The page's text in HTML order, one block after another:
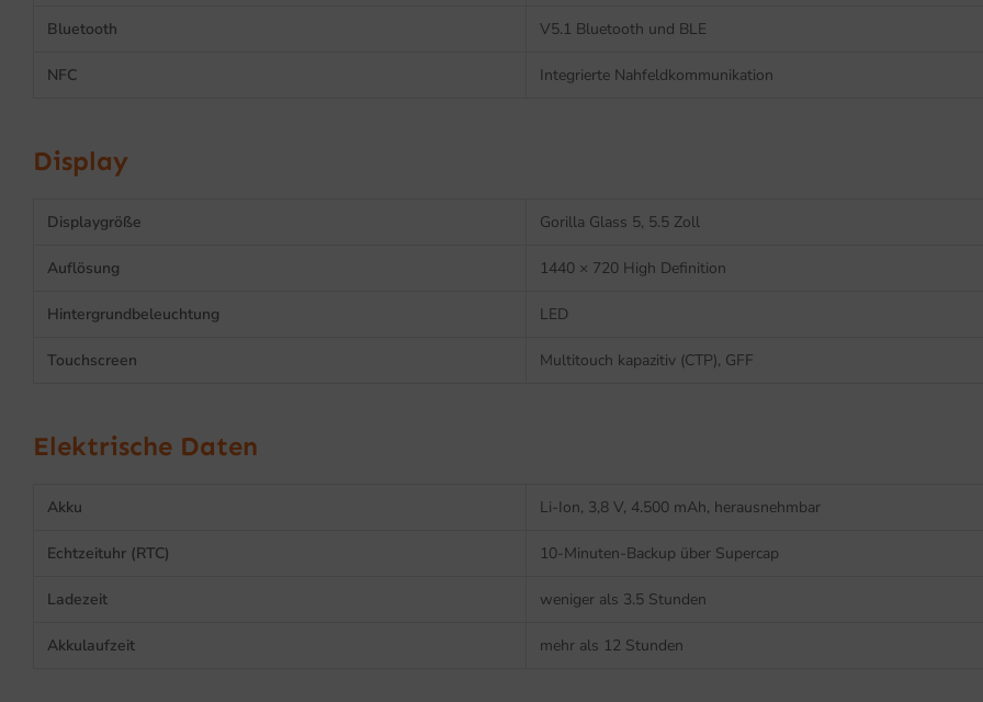
Bluetooth V5.1 Bluetooth und BLE
NFC Integrierte Nahfeldkommunikation
Display
Displaygröße Gorilla Glass 5, 5.5 Zoll
Auflösung 1440 × 720 High Definition
Hintergrundbeleuchtung LED
Touchscreen Multitouch kapazitiv (CTP), GFF
Elektrische Daten
Akku Li-Ion, 3,8 V, 4.500 mAh, herausnehmbar
Echtzeituhr (RTC) 10-Minuten-Backup über Supercap
Ladezeit weniger als 3.5 Stunden
Akkulaufzeit mehr als 12 Stunden